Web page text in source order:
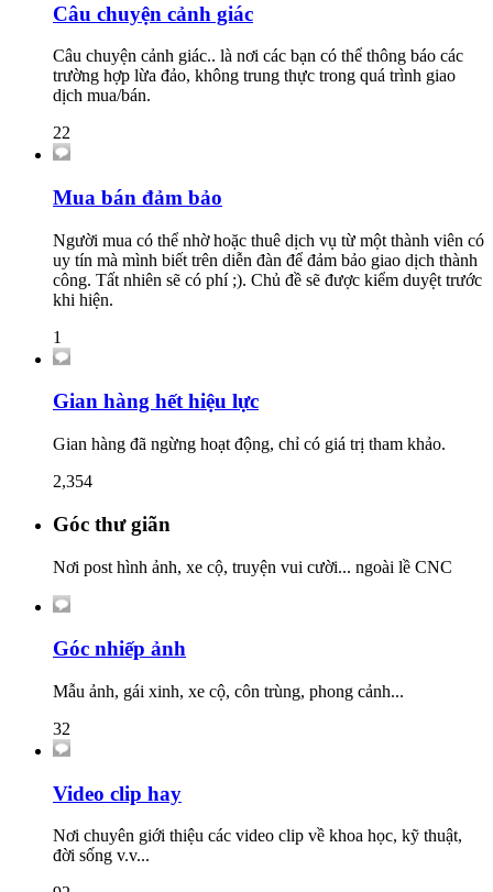
Câu chuyện cảnh giác
Câu chuyện cảnh giác.. là nơi các bạn có thể thông báo các
trường hợp lừa đảo, không trung thực trong quá trình giao
dịch mua/bán.
22
Mua bán đảm bảo
Người mua có thể nhờ hoặc thuê dịch vụ từ một thành viên có
uy tín mà mình biết trên diễn đàn để đảm bảo giao dịch thành
công. Tất nhiên sẽ có phí ;). Chủ đề sẽ được kiểm duyệt trước
khi hiện.
1
Gian hàng hết hiệu lực
Gian hàng đã ngừng hoạt động, chỉ có giá trị tham khảo.
2,354
Góc thư giãn
Nơi post hình ảnh, xe cộ, truyện vui cười... ngoài lề CNC
Góc nhiếp ảnh
Mẫu ảnh, gái xinh, xe cộ, côn trùng, phong cảnh...
32
Video clip hay
Nơi chuyên giới thiệu các video clip về khoa học, kỹ thuật,
đời sống v.v...